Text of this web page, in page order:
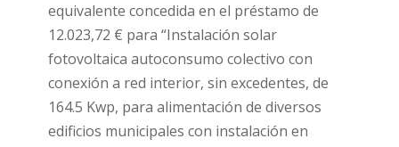
equivalente concedida en el préstamo de
12.023,72 € para “Instalación solar
fotovoltaica autoconsumo colectivo con
conexión a red interior, sin excedentes, de
164.5 Kwp, para alimentación de diversos
edificios municipales con instalación en